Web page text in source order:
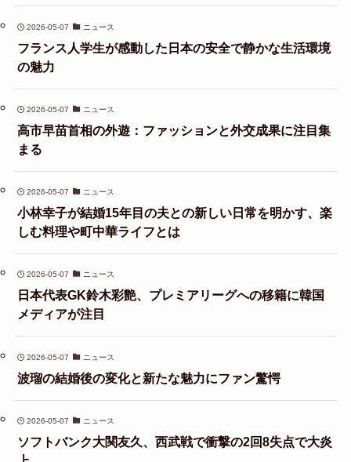
2026-05-07 ニュース
フランス人学生が感動した日本の安全で静かな生活環境
の魅力
2026-05-07 ニュース
高市早苗首相の外遊：ファッションと外交成果に注目集
まる
2026-05-07 ニュース
小林幸子が結婚15年目の夫との新しい日常を明かす、楽
しむ料理や町中華ライフとは
2026-05-07 ニュース
日本代表GK鈴木彩艶、プレミアリーグへの移籍に韓国
メディアが注目
2026-05-07 ニュース
波瑠の結婚後の変化と新たな魅力にファン驚愕
2026-05-07 ニュース
ソフトバンク大関友久、西武戦で衝撃の2回8失点で大炎